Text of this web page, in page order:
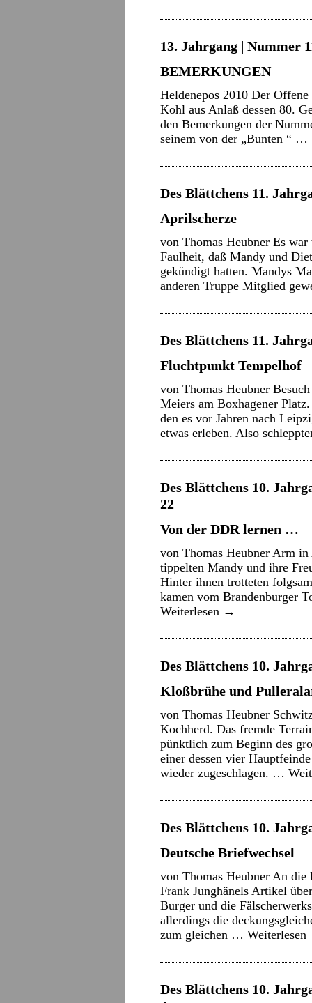
13. Jahrgang | Nummer
BEMERKUNGEN
Heldenepos 2010 Der
Kohl aus Anlaß dessen 80.
den Bemerkungen der
seinem von der „Bunten “ …
Des Blättchens 11.
Aprilscherze
von Thomas Heubner Es
Faulheit, daß Mandy und
gekündigt hatten. Mandys
anderen Truppe Mitglied
Des Blättchens 11.
Fluchtpunkt Tempelhof
von Thomas Heubner
Meiers am Boxhagener
den es vor Jahren nach
etwas erleben. Also
Des Blättchens 10.
22
Von der DDR lernen …
von Thomas Heubner Arm
tippelten Mandy und ihre
Hinter ihnen trotteten
kamen vom Brandenburger
Weiterlesen →
Des Blättchens 10.
Kloßbrühe und
von Thomas Heubner
Kochherd. Das fremde
pünktlich zum Beginn des
einer dessen vier
wieder zugeschlagen. …
Des Blättchens 10.
Deutsche Briefwechsel
von Thomas Heubner An
Frank Junghänels Artikel
Burger und die
allerdings die
zum gleichen … Weiterlesen
Des Blättchens 10.